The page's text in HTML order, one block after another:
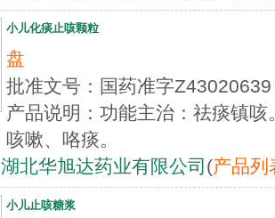
小儿化痰止咳颗粒
盘
批准文号：国药准字
产品说明：功能主治：祛痰镇
咳嗽、咯痰。
湖北华旭达药业有限公司 (产品列
小儿止咳糖浆